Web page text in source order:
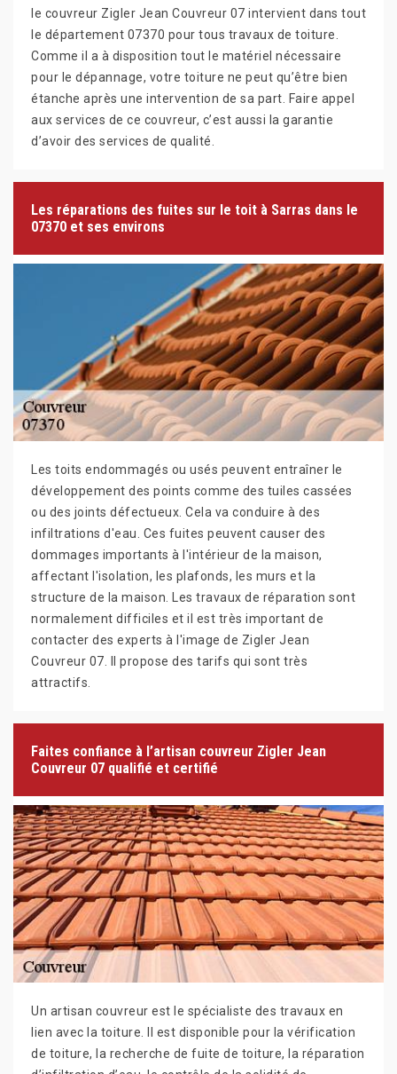
le couvreur Zigler Jean Couvreur 07 intervient dans tout
le département 07370 pour tous travaux de toiture.
Comme il a à disposition tout le matériel nécessaire
pour le dépannage, votre toiture ne peut qu’être bien
étanche après une intervention de sa part. Faire appel
aux services de ce couvreur, c’est aussi la garantie
d’avoir des services de qualité.
Les réparations des fuites sur le toit à Sarras dans le
07370 et ses environs
Les toits endommagés ou usés peuvent entraîner le
développement des points comme des tuiles cassées
ou des joints défectueux. Cela va conduire à des
infiltrations d'eau. Ces fuites peuvent causer des
dommages importants à l'intérieur de la maison,
affectant l'isolation, les plafonds, les murs et la
structure de la maison. Les travaux de réparation sont
normalement difficiles et il est très important de
contacter des experts à l'image de Zigler Jean
Couvreur 07. Il propose des tarifs qui sont très
attractifs.
Faites confiance à l’artisan couvreur Zigler Jean
Couvreur 07 qualifié et certifié
Un artisan couvreur est le spécialiste des travaux en
lien avec la toiture. Il est disponible pour la vérification
de toiture, la recherche de fuite de toiture, la réparation